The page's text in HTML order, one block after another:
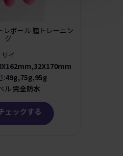
レボール 膣トレーニン
グ
サイ
:49g,75g,95g
ル:完全防水
ェックする